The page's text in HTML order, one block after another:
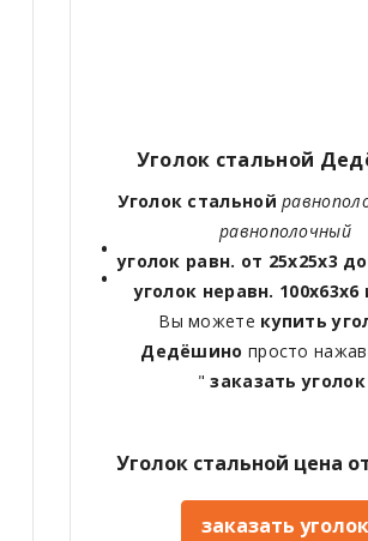
Уголок стальной
Уголок стальной
равнополочный
уголок равн. от 25х25х3
уголок неравн. 100х63х6
Вы можете купить
Дедёшино просто
" заказать уголок
Уголок стальной цена
заказать уголок